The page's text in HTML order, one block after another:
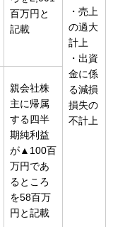
百万円と
記載
・売上
の過大
計上
・出資
金に係
る減損
損失の
不計上
親会社株
主に帰属
する四半
期純利益
が▲100百
万円であ
るところ
を58百万
円と記載